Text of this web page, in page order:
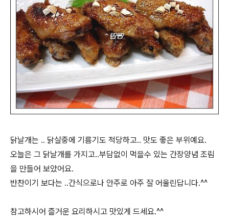
닭날개는 .. 닭살중에 기름기도 적당하고.. 맛도 좋은 부위예요.
오늘은 그 닭날개를 가지고..부담없이 먹을수 있는 간장양념 조림
을 만들어 보았어요.
반찬이기 보다는 ..간식으로나 안주로 아주 잘 어울린답니다.^^
참고하시어 즐거운 요리하시고 맛있게 드세요.^^